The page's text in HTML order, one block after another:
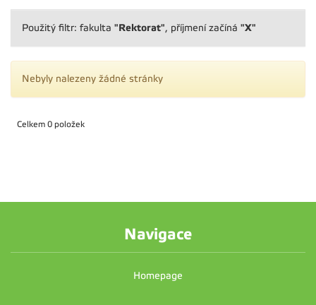
Použitý filtr: fakulta "Rektorat", příjmení začíná "X"
Nebyly nalezeny žádné stránky
Celkem 0 položek
Navigace
Homepage